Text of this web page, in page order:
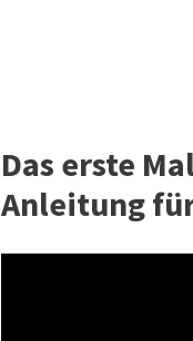
Das erste
Anleitung